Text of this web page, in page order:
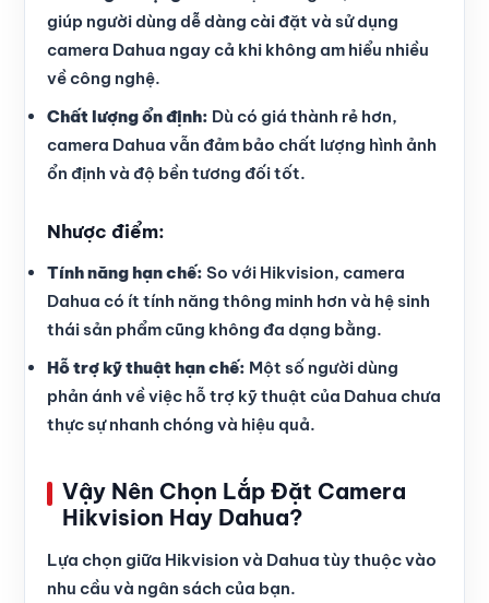
giúp người dùng dễ dàng cài đặt và sử dụng
camera Dahua ngay cả khi không am hiểu nhiều
về công nghệ.
Chất lượng ổn định: Dù có giá thành rẻ hơn,
camera Dahua vẫn đảm bảo chất lượng hình ảnh
ổn định và độ bền tương đối tốt.
Nhược điểm:
Tính năng hạn chế: So với Hikvision, camera
Dahua có ít tính năng thông minh hơn và hệ sinh
thái sản phẩm cũng không đa dạng bằng.
Hỗ trợ kỹ thuật hạn chế: Một số người dùng
phản ánh về việc hỗ trợ kỹ thuật của Dahua chưa
thực sự nhanh chóng và hiệu quả.
Vậy Nên Chọn Lắp Đặt Camera
Hikvision Hay Dahua?
Lựa chọn giữa Hikvision và Dahua tùy thuộc vào
nhu cầu và ngân sách của bạn.